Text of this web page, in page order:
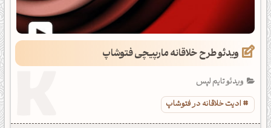
ویدئو طرح خلاقانه مارپیچی فتوشاپ
ویدئو تایم لپس
ادیت خلاقانه در فتوشاپ